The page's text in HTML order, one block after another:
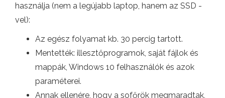
használja (nem a legújabb laptop, hanem az SSD -
vel):
Az egész folyamat kb. 30 percig tartott.
Mentették: illesztőprogramok, saját fájlok és
mappák, Windows 10 felhasználók és azok
paraméterei.
Annak ellenére, hogy a sofőrök megmaradtak,